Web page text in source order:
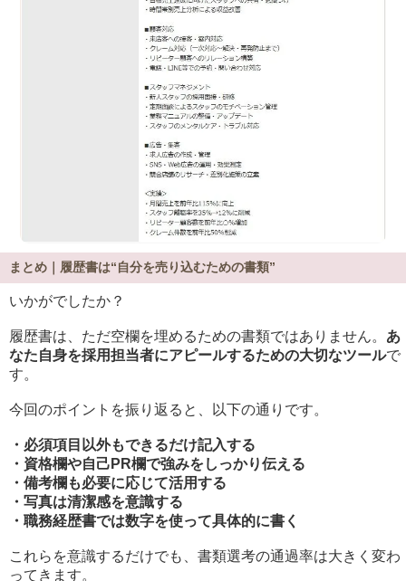
まとめ｜履歴書は“自分を売り込むための書類”
いかがでしたか？
履歴書は、ただ空欄を埋めるための書類ではありません。 あ
なた自身を採用担当者にアピールするための大切なツールで
す。
今回のポイントを振り返ると、以下の通りです。
・必須項目以外もできるだけ記入する
・資格欄や自己PR欄で強みをしっかり伝える
・備考欄も必要に応じて活用する
・写真は清潔感を意識する
・職務経歴書では数字を使って具体的に書く
これらを意識するだけでも、書類選考の通過率は大きく変わ
ってきます。